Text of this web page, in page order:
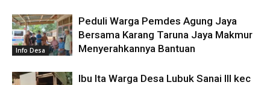
Info Desa
Peduli Warga Pemdes Agung Jaya
Bersama Karang Taruna Jaya Makmur
Menyerahkannya Bantuan
Ibu Ita Warga Desa Lubuk Sanai lll kec